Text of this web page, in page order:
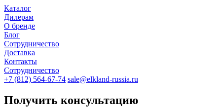
Каталог
Дилерам
О бренде
Блог
Сотрудничество
Доставка
Контакты
Сотрудничество
+7 (812) 564-67-74 sale@elkland-russia.ru
Получить консультацию